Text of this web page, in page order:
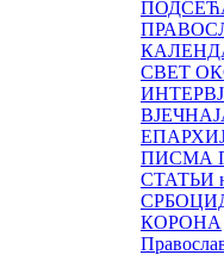
СВЕТ
ПИСМА
СТАТЬИ
КОРОНА